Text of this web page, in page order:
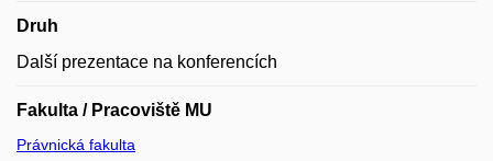
Druh
Další prezentace na konferencích
Fakulta / Pracoviště MU
Právnická fakulta